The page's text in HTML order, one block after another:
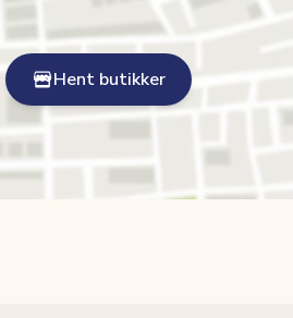
Hent butikker